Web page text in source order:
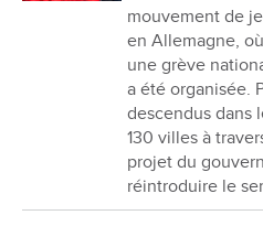
mouvement de
en Allemagne,
une grève
a été organisée.
descendus dans
130 villes à
projet du
réintroduire le